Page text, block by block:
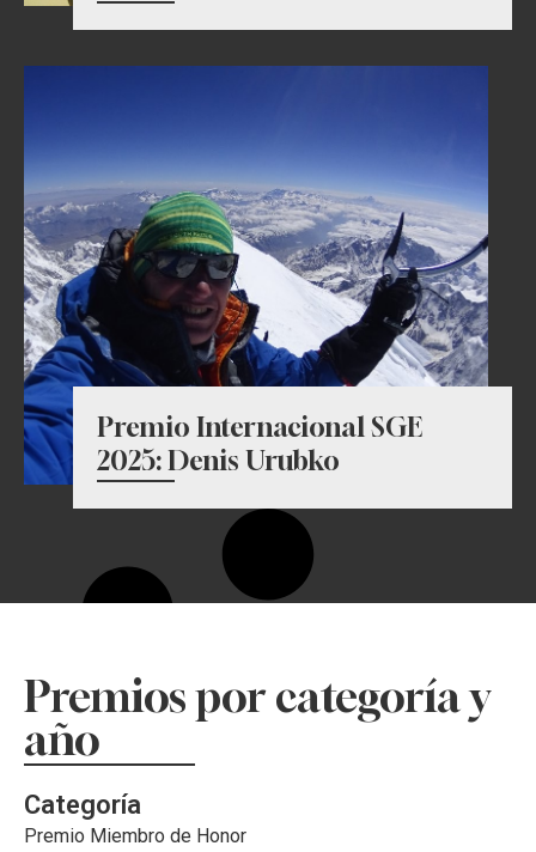
Premio Internacional SGE
2025: Denis Urubko
Premios por categoría y
año
Categoría
Premio Miembro de Honor